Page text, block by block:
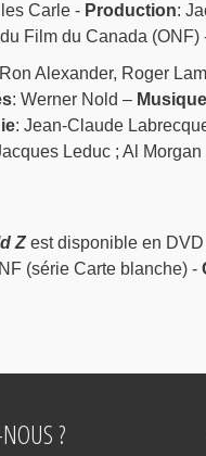
Carle - Production:
Film du Canada (ONF)
Alexander, Roger
: Werner Nold – Musique
: Jean-Claude
Leduc ; Al Morgan
Zest disponible en DVD
(série Carte blanche) -
?